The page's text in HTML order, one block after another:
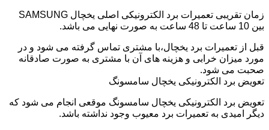
زمان تقریبی تعمیرات برد الکترونیکی اصلی یخچال SAMSUNG
بین 10 ساعت تا 48 ساعت به صورت نهایی می باشد.
قبل از تعمیرات برد یخچال،با مشتری تماس گرفته می شود و در
مورد میزان خرابی و هزینه های آن با مشتری به صورت صادقانه
صحبت می شود.
تعویض برد الکترونیکی یخچال سامسونگ
تعویض برد الکترونیکی یخچال سامسونگ موقعی انجام می شود که
دیگر امیدی به تعمیرات برد معیوب وجود نداشته باشد.